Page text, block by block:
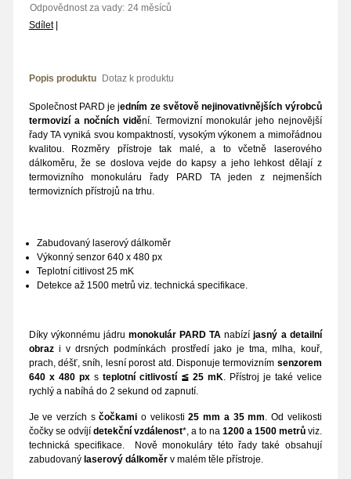
Odpovědnost za vady: 24 měsíců
Sdílet
Popis produktu Dotaz k produktu
Společnost PARD je jedním ze světově nejinovativnějších výrobců
termovizí a nočních vidění. Termovizní monokulár jeho nejnovější
řady TA vyniká svou kompaktností, vysokým výkonem a mimořádnou
kvalitou. Rozměry přístroje tak malé, a to včetně laserového
dálkoměru, že se doslova vejde do kapsy a jeho lehkost dělají z
termovizního monokuláru řady PARD TA jeden z nejmenších
termovizních přístrojů na trhu.
Zabudovaný laserový dálkoměr
Výkonný senzor 640 x 480 px
Teplotní citlivost 25 mK
Detekce až 1500 metrů viz. technická specifikace.
Díky výkonnému jádru monokulár PARD TAnabízí jasný a detailní
obraz i v drsných podmínkách prostředí jako je tma, mlha, kouř,
prach, déšť, sníh, lesní porost atd. Disponuje termovizním senzorem
640 x 480 pxs teplotní citlivostí ≦ 25 mK. Přístroj je také velice
rychlý a nabíhá do 2 sekund od zapnutí.
Je ve verzích sčočkami o velikosti25 mm a 35 mm. Od velikosti
čočky se odvíjí detekční vzdálenost*, a to na 1200 a 1500 metrůviz.
technická specifikace. Nově monokuláry této řady také obsahují
zabudovaný laserový dálkoměr v malém těle přístroje.